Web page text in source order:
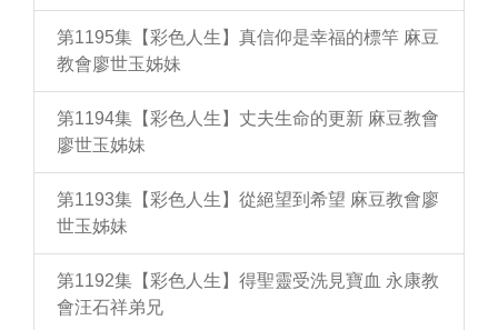
第1195集【彩色人生】真信仰是幸福的標竿 麻豆
教會廖世玉姊妹
第1194集【彩色人生】丈夫生命的更新 麻豆教會
廖世玉姊妹
第1193集【彩色人生】從絕望到希望 麻豆教會廖
世玉姊妹
第1192集【彩色人生】得聖靈受洗見寶血 永康教
會汪石祥弟兄